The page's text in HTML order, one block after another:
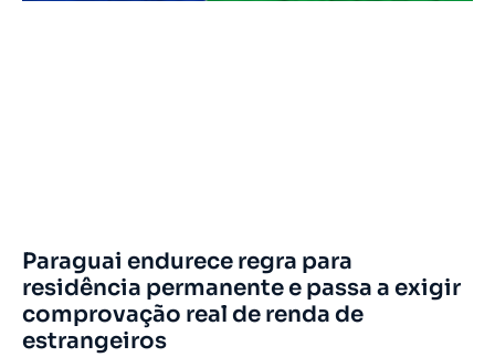
Paraguai endurece regra para
residência permanente e passa a exigir
comprovação real de renda de
estrangeiros